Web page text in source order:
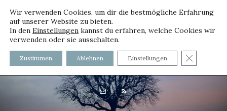
voller worte - mit und ohne
Innenfutter
Wir verwenden Cookies, um dir die bestmögliche Erfahrung
auf unserer Website zu bieten.
In den Einstellungen kannst du erfahren, welche Cookies wir
verwenden oder sie ausschalten.
Zustimmen Ablehnen Einstellungen GDPR